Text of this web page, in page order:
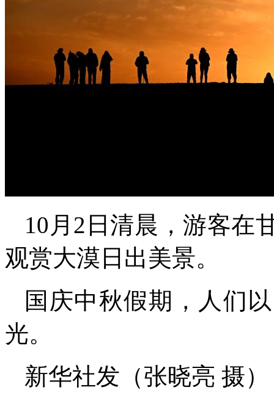
10月2日清晨，游客在
观赏大漠日出美景。
国庆中秋假期，人们
光。
新华社发（张晓亮 摄）